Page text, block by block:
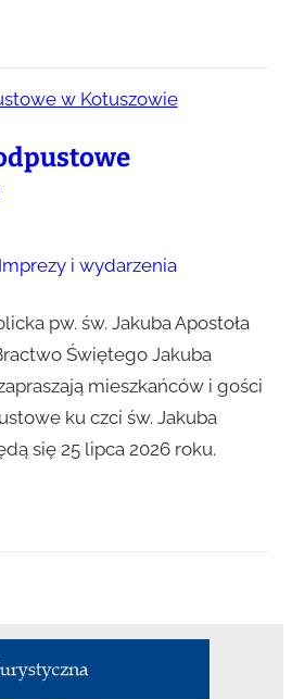
Imprezy i wydarzenia
pw. św. Jakuba Apostoła
Świętego Jakuba
mieszkańców i gości
ku czci św. Jakuba
się 25 lipca 2026 roku.